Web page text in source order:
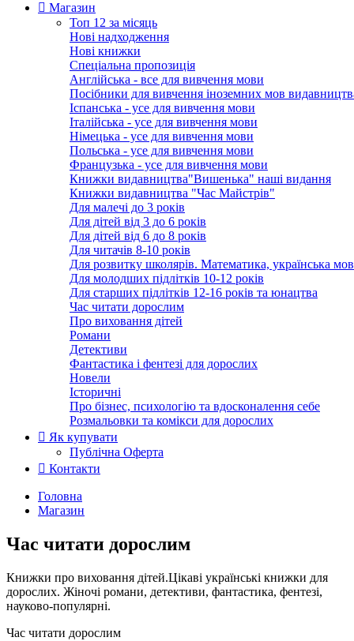
Магазин
Топ 12 за місяць
Нові надходження
Нові книжки
Спеціальна пропозиція
Англійська - все для вивчення мови
Посібники для вивчення іноземних мов
Іспанська - усе для вивчення мови
Італійська - усе для вивчення мови
Німецька - усе для вивчення мови
Польська - усе для вивчення мови
Французька - усе для вивчення мови
Книжки видавництва"Вишенька" наші видання
Книжки видавництва "Час Майстрів"
Для малечі до 3 років
Для дітей від 3 до 6 років
Для дітей від 6 до 8 років
Для читачів 8-10 років
Для розвитку школярів. Математика, українська
Для молодших підлітків 10-12 років
Для старших підлітків 12-16 років та юнацтва
Час читати дорослим
Про виховання дітей
Романи
Детективи
Фантастика і фентезі для дорослих
Новели
Історичні
Про бізнес, психологію та вдосконалення себе
Розмальовки та комікси для дорослих
Як купувати
Публічна Оферта
Контакти
Головна
Магазин
Час читати дорослим
Книжки про виховання дітей.Цікаві українські книжки для
дорослих. Жіночі романи, детективи, фантастика, фентезі,
науково-популярні.
Час читати дорослим